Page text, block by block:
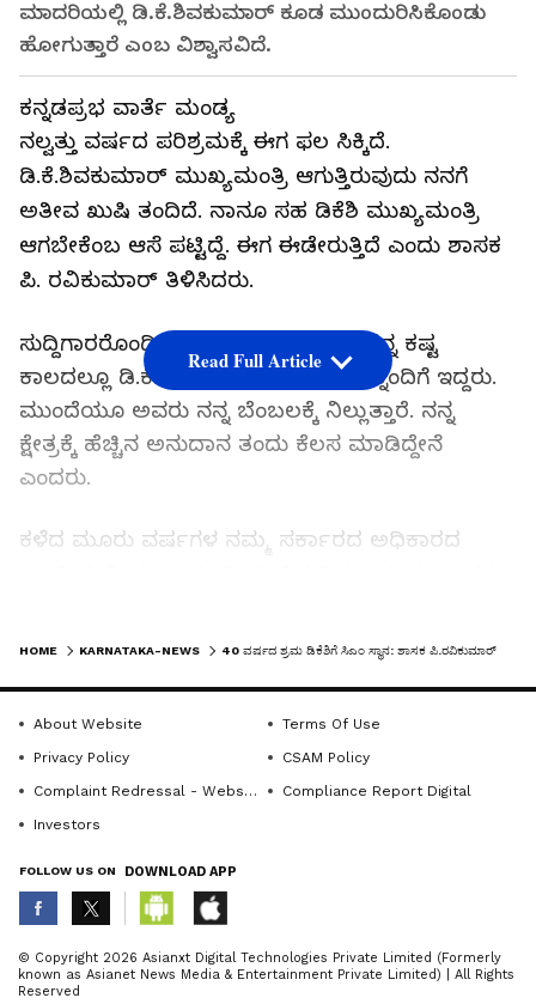
ಮಾದರಿಯಲ್ಲಿ ಡಿ.ಕೆ.ಶಿವಕುಮಾರ್ ಕೂಡ ಮುಂದುರಿಸಿಕೊಂಡು
ಹೋಗುತ್ತಾರೆ ಎಂಬ ವಿಶ್ವಾಸವಿದೆ.
ಕನ್ನಡಪ್ರಭ ವಾರ್ತೆ ಮಂಡ್ಯ
ನಲ್ವತ್ತು ವರ್ಷದ ಪರಿಶ್ರಮಕ್ಕೆ ಈಗ ಫಲ ಸಿಕ್ಕಿದೆ.
ಡಿ.ಕೆ.ಶಿವಕುಮಾರ್ ಮುಖ್ಯಮಂತ್ರಿ ಆಗುತ್ತಿರುವುದು ನನಗೆ
ಅತೀವ ಖುಷಿ ತಂದಿದೆ. ನಾನೂ ಸಹ ಡಿಕೆಶಿ ಮುಖ್ಯಮಂತ್ರಿ
ಆಗಬೇಕೆಂಬ ಆಸೆ ಪಟ್ಟಿದ್ದೆ. ಈಗ ಈಡೇರುತ್ತಿದೆ ಎಂದು ಶಾಸಕ
ಪಿ. ರವಿಕುಮಾರ್ ತಿಳಿಸಿದರು.
ಸುದ್ದಿಗಾರರೊಂದಿಗೆ ಮಾತನಾಡಿದ ಅವರು, ನನ್ನ ಕಷ್ಟ
ಕಾಲದಲ್ಲೂ ಡಿ.ಕೆ.ಶಿವಕುಮಾರ್ ಅವರು ನನ್ನೊಂದಿಗೆ ಇದ್ದರು.
ಮುಂದೆಯೂ ಅವರು ನನ್ನ ಬೆಂಬಲಕ್ಕೆ ನಿಲ್ಲುತ್ತಾರೆ. ನನ್ನ
ಕ್ಷೇತ್ರಕ್ಕೆ ಹೆಚ್ಚಿನ ಅನುದಾನ ತಂದು ಕೆಲಸ ಮಾಡಿದ್ದೇನೆ
ಎಂದರು.
ಕಳೆದ ಮೂರು ವರ್ಷಗಳ ನಮ್ಮ ಸರ್ಕಾರದ ಅಧಿಕಾರದ
ಮಾದರಿಯಲ್ಲಿ ಡಿ.ಕೆ.ಶಿವಕುಮಾರ್ ಕೂಡ ಮುಂದುರಿಸಿಕೊಂಡು
ಜಗಳ ಆಗುತ್ತೆ ಎಂದು ನಿರೀಕ್ಷಿಸಿದ್ದರು. ಆದರೆ, ಯಾವುದೇ
ಗೊಂದಲವಿಲ್ಲದೆ ಎಲ್ಲವೂ ಸರಳವಾಗಿಯೇ ನಡೆದು ಅಧಿಕಾರ
Read Full Article
ABOUT THE AUTHOR
K KannadaprabhaNewsNetwork
HOME KARNATAKA-NEWS 40 ವರ್ಷದ ಶ್ರಮ ಡಿಕೆಶಿಗೆ ಸಿಎಂ ಸ್ಥಾನ: ಶಾಸಕ ಪಿ.ರವಿಕುಮಾರ್
About Website
Terms Of Use
Privacy Policy
CSAM Policy
Complaint Redressal - Website
Compliance Report Digital
Investors
FOLLOW US ON DOWNLOAD APP
© Copyright 2026 Asianxt Digital Technologies Private Limited (Formerly
known as Asianet News Media & Entertainment Private Limited) | All Rights
Reserved